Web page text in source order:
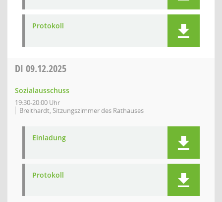
Protokoll
DI 09.12.2025
Sozialausschuss
19:30-20:00 Uhr
Breithardt, Sitzungszimmer des Rathauses
Einladung
Protokoll